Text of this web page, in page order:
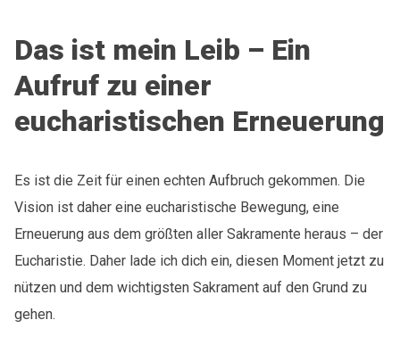
Das ist mein Leib – Ein
Aufruf zu einer
eucharistischen Erneuerung
Es ist die Zeit für einen echten Aufbruch gekommen. Die
Vision ist daher eine eucharistische Bewegung, eine
Erneuerung aus dem größten aller Sakramente heraus – der
Eucharistie. Daher lade ich dich ein, diesen Moment jetzt zu
nützen und dem wichtigsten Sakrament auf den Grund zu
gehen.